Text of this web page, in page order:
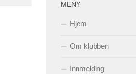
MENY
Hjem
Om klubben
Innmelding